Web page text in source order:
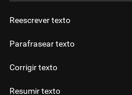
Reescrever texto
Parafrasear texto
Corrigir texto
Resumir texto